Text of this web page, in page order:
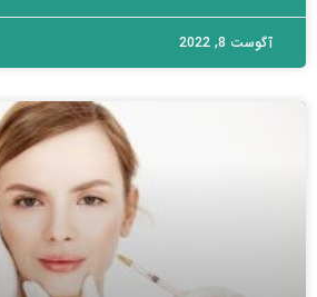
آگوست 8, 2022